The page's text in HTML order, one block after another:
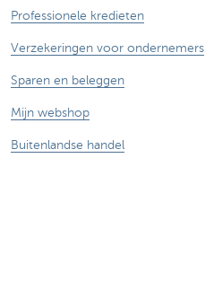
Professionele kredieten
Verzekeringen voor ondernemers
Sparen en beleggen
Mijn webshop
Buitenlandse handel